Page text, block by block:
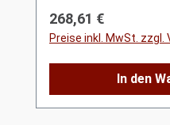
Regulärer Preis:
268,61 €
Preise inkl. MwSt.
In den